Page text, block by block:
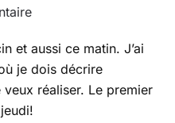
sur
à
pas
–
deuxième
et aussi ce matin. J’ai
je dois décrire
réaliser. Le premier